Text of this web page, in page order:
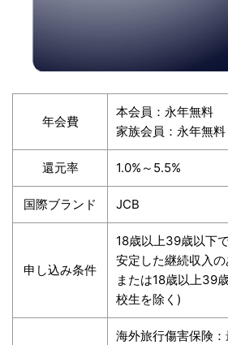
年会費
本会員：永年無料
家族会員：永年無料
還元率 1.0%～5.5%
国際ブランド JCB
申し込み条件
18歳以上39歳以下
安定した継続収入
または18歳以上39
校生を除く)
海外旅行傷害保険